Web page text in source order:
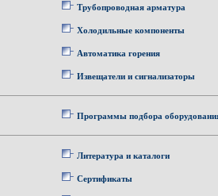
Трубопроводная арматура
Холодильные компоненты
Автоматика горения
Извещатели и сигнализаторы
Программы подбора
Литература и каталоги
Сертификаты